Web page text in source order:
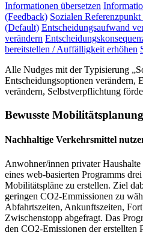
Informationen übersetzen
(Feedback) Sozialen Referenzpunkt
(Default) Entscheidungsaufwand
verändern
bereitstellen / Auffälligkeit erhöhen
Alle Nudges mit der Typisierung
Entscheidungsoptionen verändern,
verändern, Selbstverpflichtung
Bewusste Mobilitätsplanung
Nachhaltige Verkehrsmittel
Anwohner/innen privater
eines web-basierten Programms
Mobilitätspläne zu erstellen. Ziel
geringen CO2-Emmissionen zu
Abfahrtszeiten, Ankunftszeiten,
Zwischenstopp abgefragt. Das
den CO2-Emissionen der erstellten